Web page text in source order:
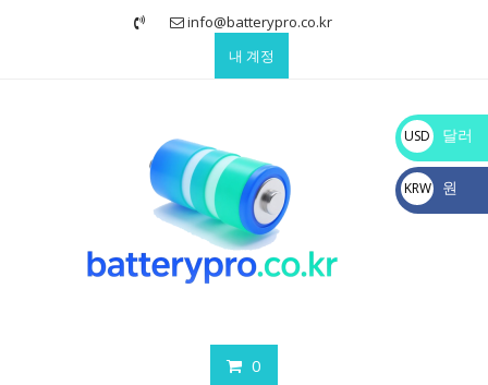
info@batterypro.co.kr
내 계정
0
USD
$
달러
KRW
₩
원